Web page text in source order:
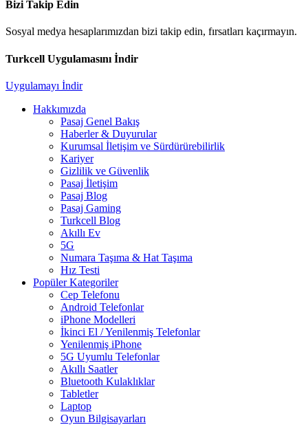
Bizi Takip Edin
Sosyal medya hesaplarımızdan bizi takip edin, fırsatları kaçırmayın.
Turkcell Uygulamasını İndir
Uygulamayı İndir
Hakkımızda
Pasaj Genel Bakış
Haberler & Duyurular
Kurumsal İletişim ve Sürdürürebilirlik
Kariyer
Gizlilik ve Güvenlik
Pasaj İletişim
Pasaj Blog
Pasaj Gaming
Turkcell Blog
Akıllı Ev
5G
Numara Taşıma & Hat Taşıma
Hız Testi
Popüler Kategoriler
Cep Telefonu
Android Telefonlar
iPhone Modelleri
İkinci El / Yenilenmiş Telefonlar
Yenilenmiş iPhone
5G Uyumlu Telefonlar
Akıllı Saatler
Bluetooth Kulaklıklar
Tabletler
Laptop
Oyun Bilgisayarları